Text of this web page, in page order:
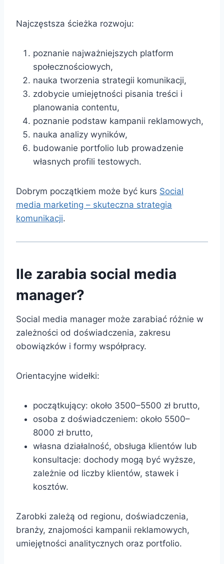
Najczęstsza ścieżka rozwoju:
poznanie najważniejszych platform
społecznościowych,
nauka tworzenia strategii komunikacji,
zdobycie umiejętności pisania treści i
planowania contentu,
poznanie podstaw kampanii reklamowych,
nauka analizy wyników,
budowanie portfolio lub prowadzenie
własnych profili testowych.
Dobrym początkiem może być kurs Social
media marketing – skuteczna strategia
komunikacji.
Ile zarabia social media
manager?
Social media manager może zarabiać różnie w
zależności od doświadczenia, zakresu
obowiązków i formy współpracy.
Orientacyjne widełki:
początkujący: około 3500–5500 zł brutto,
osoba z doświadczeniem: około 5500–
8000 zł brutto,
własna działalność, obsługa klientów lub
konsultacje: dochody mogą być wyższe,
zależnie od liczby klientów, stawek i
kosztów.
Zarobki zależą od regionu, doświadczenia,
branży, znajomości kampanii reklamowych,
umiejętności analitycznych oraz portfolio.